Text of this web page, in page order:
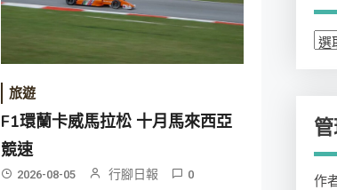
旅遊
F1環蘭卡威馬拉松 十月馬來西亞
競速
2026-08-05 行腳日報 0
分
作